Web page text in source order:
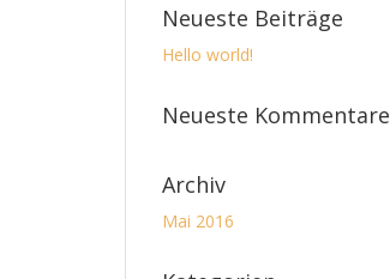
Neueste Beiträge
Hello world!
Neueste Kommentare
Archiv
Mai 2016